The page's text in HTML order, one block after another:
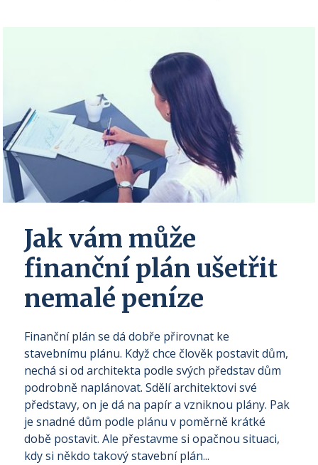
Jak vám může
finanční plán ušetřit
nemalé peníze
Finanční plán se dá dobře přirovnat ke
stavebnímu plánu. Když chce člověk postavit dům,
nechá si od architekta podle svých představ dům
podrobně naplánovat. Sdělí architektovi své
představy, on je dá na papír a vzniknou plány. Pak
je snadné dům podle plánu v poměrně krátké
době postavit. Ale přestavme si opačnou situaci,
kdy si někdo takový stavební plán...